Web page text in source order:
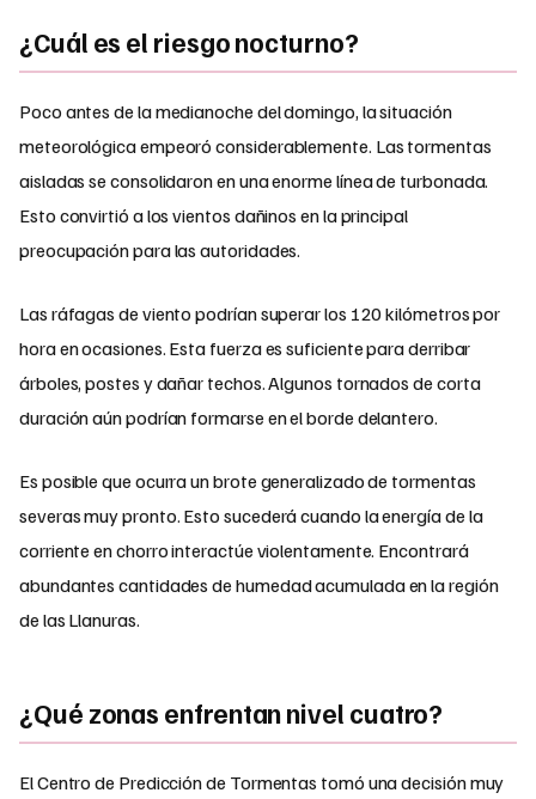
¿Cuál es el riesgo nocturno?
Poco antes de la medianoche del domingo, la situación
meteorológica empeoró considerablemente. Las tormentas
aisladas se consolidaron en una enorme línea de turbonada.
Esto convirtió a los vientos dañinos en la principal
preocupación para las autoridades.
Las ráfagas de viento podrían superar los 120 kilómetros por
hora en ocasiones. Esta fuerza es suficiente para derribar
árboles, postes y dañar techos. Algunos tornados de corta
duración aún podrían formarse en el borde delantero.
Es posible que ocurra un brote generalizado de tormentas
severas muy pronto. Esto sucederá cuando la energía de la
corriente en chorro interactúe violentamente. Encontrará
abundantes cantidades de humedad acumulada en la región
de las Llanuras.
¿Qué zonas enfrentan nivel cuatro?
El Centro de Predicción de Tormentas tomó una decisión muy